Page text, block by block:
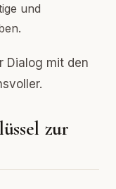
und
Dialog mit den
zur